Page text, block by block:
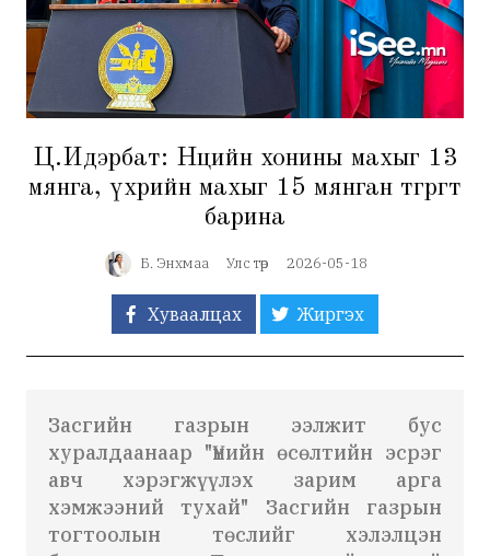
Ц.Идэрбат: Нөөцийн хонины махыг 13
мянга, үхрийн махыг 15 мянган төгрөгт
барина
Б. Энхмаа Улс төр 2026-05-18
Хуваалцах Жиргэх
Засгийн газрын ээлжит бус
хуралдаанаар "Үнийн өсөлтийн эсрэг
авч хэрэгжүүлэх зарим арга
хэмжээний тухай" Засгийн газрын
тогтоолын төслийг хэлэлцэн